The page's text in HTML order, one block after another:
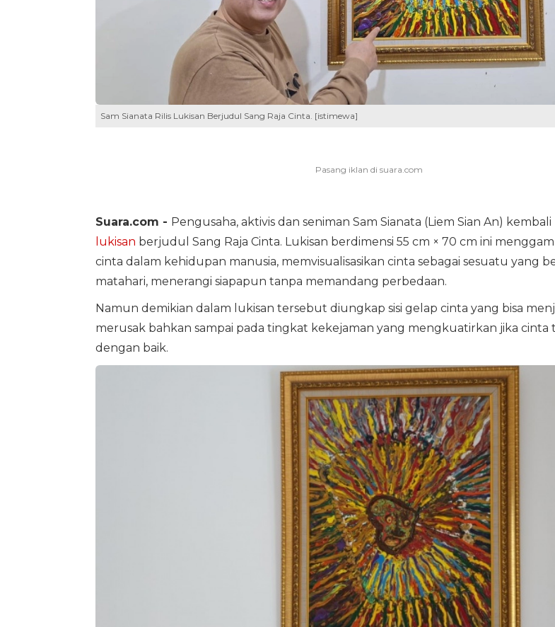
Sam Sianata Rilis Lukisan Berjudul Sang Raja Cinta. [istimewa]
Suara.com - Pengusaha, aktivis dan seniman Sam Sianata (Liem Sian An)
lukisan berjudul Sang Raja Cinta. Lukisan berdimensi 55 cm × 70 cm ini
cinta dalam kehidupan manusia, memvisualisasikan cinta sebagai sesuatu yang
matahari, menerangi siapapun tanpa memandang perbedaan.
Namun demikian dalam lukisan tersebut diungkap sisi gelap cinta yang bisa
merusak bahkan sampai pada tingkat kekejaman yang mengkuatirkan jika cinta
dengan baik.